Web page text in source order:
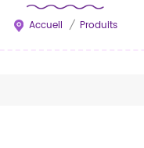
Accueil / Produits